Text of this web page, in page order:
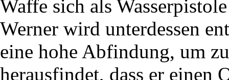
Waffe sich als
Werner wird unterdessen
eine hohe Abfindung, um
herausfindet, dass er einen